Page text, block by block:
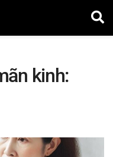
kinh: